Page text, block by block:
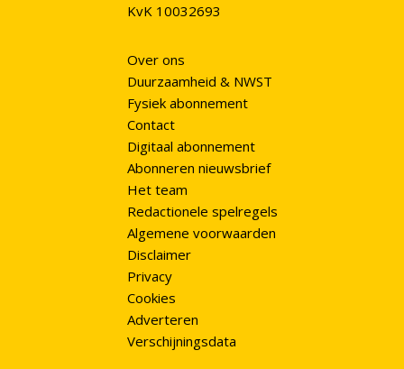
KvK 10032693
Over ons
Duurzaamheid & NWST
Fysiek abonnement
Contact
Digitaal abonnement
Abonneren nieuwsbrief
Het team
Redactionele spelregels
Algemene voorwaarden
Disclaimer
Privacy
Cookies
Adverteren
Verschijningsdata